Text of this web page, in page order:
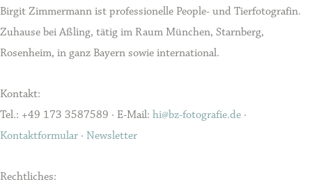
Birgit Zimmermann ist professionelle People- und Tierfotografin.
Zuhause bei Aßling, tätig im Raum München, Starnberg,
Rosenheim, in ganz Bayern sowie international.
Kontakt:
Tel.: +49 173 3587589 · E-Mail: hi@bz-fotografie.de ·
Kontaktformular · Newsletter
Rechtliches: